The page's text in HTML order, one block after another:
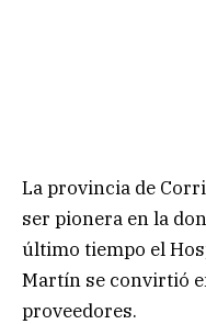
La provincia de
ser pionera en la
último tiempo el
Martín se convirtió
proveedores.